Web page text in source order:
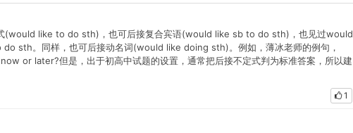
(would like to do sth)，也可后接复合宾语(would like sb to do sth)，也见过would
sth。同样，也可后接动名词(would like doing sth)。例如，薄冰老师的例句，
or later?但是，出于初高中试题的设置，通常把后接不定式判为标准答案，所以建
1